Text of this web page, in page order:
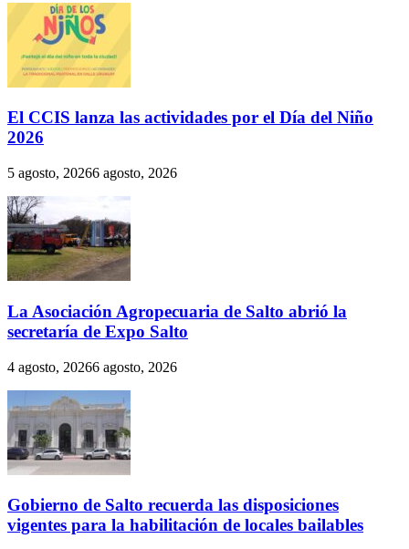
El CCIS lanza las actividades por el Día del Niño
2026
5 agosto, 20266 agosto, 2026
La Asociación Agropecuaria de Salto abrió la
secretaría de Expo Salto
4 agosto, 20266 agosto, 2026
Gobierno de Salto recuerda las disposiciones
vigentes para la habilitación de locales bailables